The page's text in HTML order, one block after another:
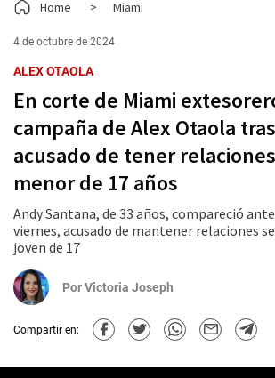
Home > Miami
4 de octubre de 2024
ALEX OTAOLA
En corte de Miami
campaña de Alex Otaola
acusado de tener
menor de 17 años
Andy Santana, de 33 años, compareció
viernes, acusado de mantener relaciones
joven de 17
PorVictoria Joseph
Compartir en: